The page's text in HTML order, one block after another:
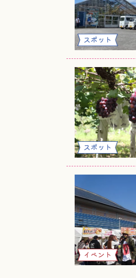
スポット
スポット
イベント